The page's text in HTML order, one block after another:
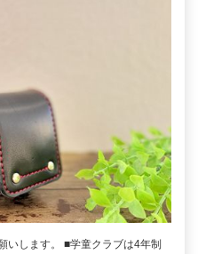
いします。 ■学童クラブは4年制